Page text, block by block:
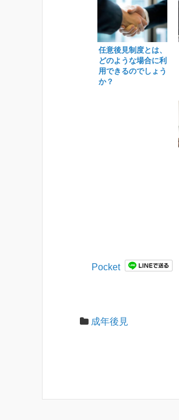
任意後見制度とは、
どのような場合に利
用できるのでしょう
か？
Pocket
成年後見